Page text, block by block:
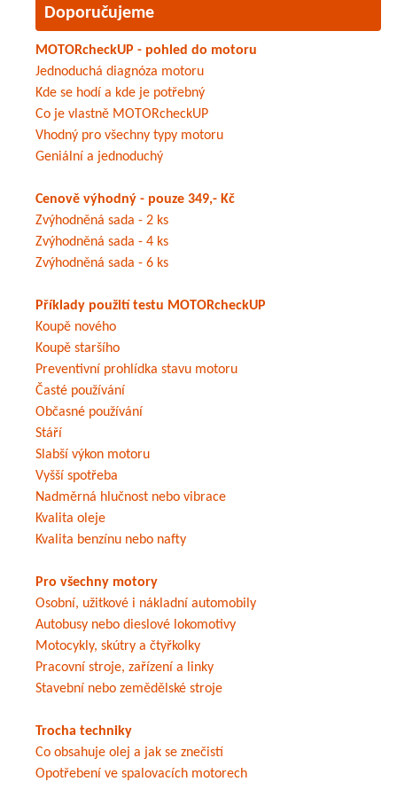
Doporučujeme
MOTORcheckUP - pohled do motoru
Jednoduchá diagnóza motoru
Kde se hodí a kde je potřebný
Co je vlastně MOTORcheckUP
Vhodný pro všechny typy motoru
Geniální a jednoduchý
Cenově výhodný - pouze 349,- Kč
Zvýhodněná sada - 2 ks
Zvýhodněná sada - 4 ks
Zvýhodněná sada - 6 ks
Příklady použití testu MOTORcheckUP
Koupě nového
Koupě staršího
Preventivní prohlídka stavu motoru
Časté používání
Občasné používání
Stáří
Slabší výkon motoru
Vyšší spotřeba
Nadměrná hlučnost nebo vibrace
Kvalita oleje
Kvalita benzínu nebo nafty
Pro všechny motory
Osobní, užitkové i nákladní automobily
Autobusy nebo dieslové lokomotivy
Motocykly, skútry a čtyřkolky
Pracovní stroje, zařízení a linky
Stavební nebo zemědělské stroje
Trocha techniky
Co obsahuje olej a jak se znečistí
Opotřebení ve spalovacích motorech